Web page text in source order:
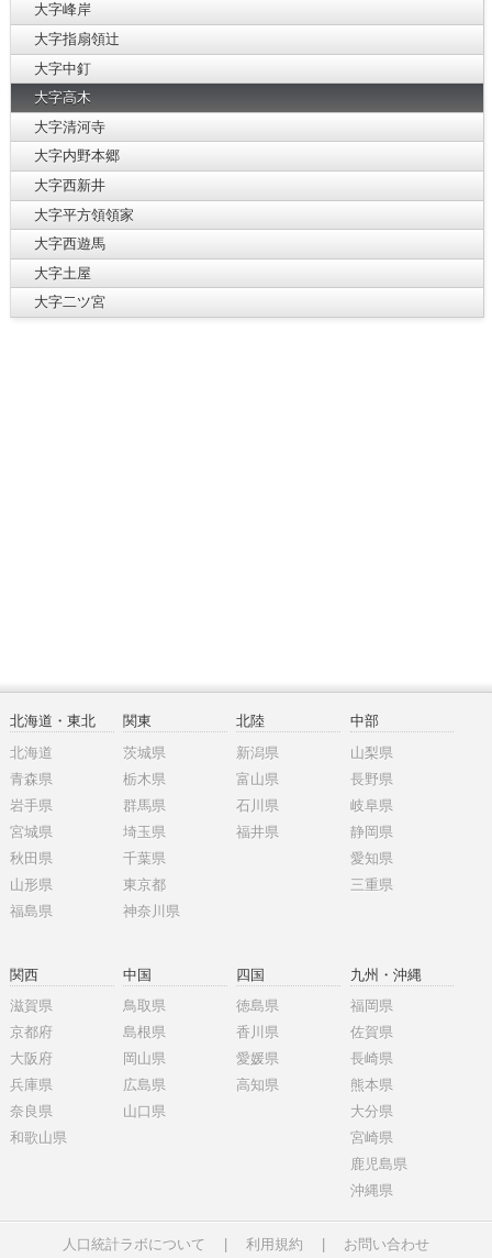
大字峰岸
大字指扇領辻
大字中釘
大字高木
大字清河寺
大字内野本郷
大字西新井
大字平方領領家
大字西遊馬
大字土屋
大字二ツ宮
北海道・東北
北海道
青森県
岩手県
宮城県
秋田県
山形県
福島県
関東
茨城県
栃木県
群馬県
埼玉県
千葉県
東京都
神奈川県
北陸
新潟県
富山県
石川県
福井県
中部
山梨県
長野県
岐阜県
静岡県
愛知県
三重県
関西
滋賀県
京都府
大阪府
兵庫県
奈良県
和歌山県
中国
鳥取県
島根県
岡山県
広島県
山口県
四国
徳島県
香川県
愛媛県
高知県
九州・沖縄
福岡県
佐賀県
長崎県
熊本県
大分県
宮崎県
鹿児島県
沖縄県
人口統計ラボについて 利用規約 お問い合わせ